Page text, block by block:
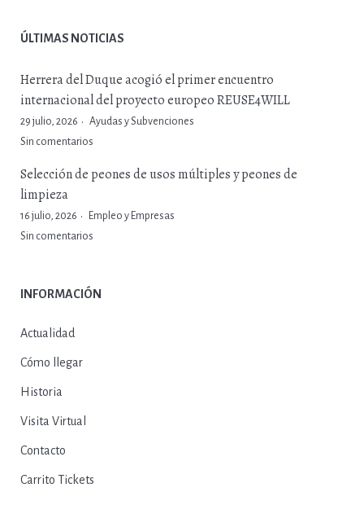
ÚLTIMAS NOTICIAS
Herrera del Duque acogió el primer encuentro
internacional del proyecto europeo REUSE4WILL
29 julio, 2026
Ayudas y Subvenciones
Sin comentarios
Selección de peones de usos múltiples y peones de
limpieza
16 julio, 2026
Empleo y Empresas
Sin comentarios
INFORMACIÓN
Actualidad
Cómo llegar
Historia
Visita Virtual
Contacto
Carrito Tickets